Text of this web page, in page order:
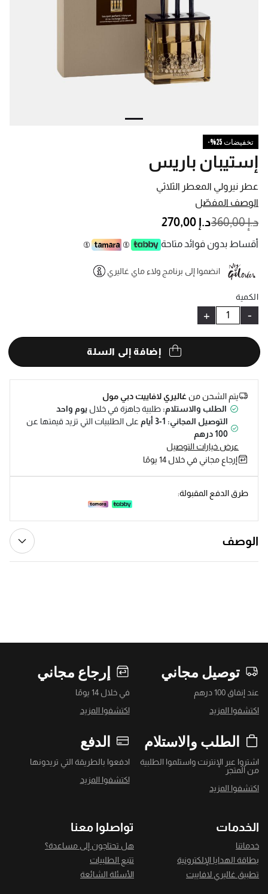
تخفيضات 25%-
عطر نيرولي المعطر الثلاثي
إستيبان باريس
الوصف المفصّل
PRICE REDUCED FROM
د.إ 360,00 TO
د.إ 270,00
أقساط بدون فوائد متاحة
انضموا إلى برنامج ولاء ماي غاليري
الكمية
-
+
إضافة إلى السلة
يتم الشحن منغاليري لافاييت دبي مول
الطلب والاستلام: طلبية جاهزة في خلال يوم واحد
التوصيل المجاني: 1-3 أيام
على الطلبيات التي تزيد قيمتها عن
100 درهم
عرض خيارات التوصيل
إرجاع مجاني في خلال 14 يومًا
طرق الدفع المقبولة:
الوصف
توصيل مجاني
عند إنفاق 100 درهم
اكتشفوا المزيد
إرجاع مجاني
في خلال 14 يومًا
اكتشفوا المزيد
الطلب والاستلام
اشتروا عبر الإنترنت واستلموا الطلبية
من المتجر
اكتشفوا المزيد
الدفع
ادفعوا بالطريقة التي تريدونها
اكتشفوا المزيد
الخدمات
خدماتنا
بطاقة الهدايا الإلكترونية
تطبيق غاليري لافاييت
تواصلوا معنا
هل تحتاجون إلى مساعدة؟
تتبع الطلبيات
الأسئلة الشائعة